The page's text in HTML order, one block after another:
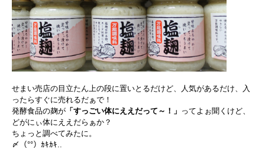
せまい売店の目立たん上の段に置いとるだけど、人気があるだけ、入
ったらすぐに売れるだぁで！
発酵食品の麹が 「すっごい体にええだって～！」 ってよぉ聞くけど、
どがにぃ体にええだらぁか？
ちょっと調べてみたに。
〆（°°）ｶｷｶｷ..